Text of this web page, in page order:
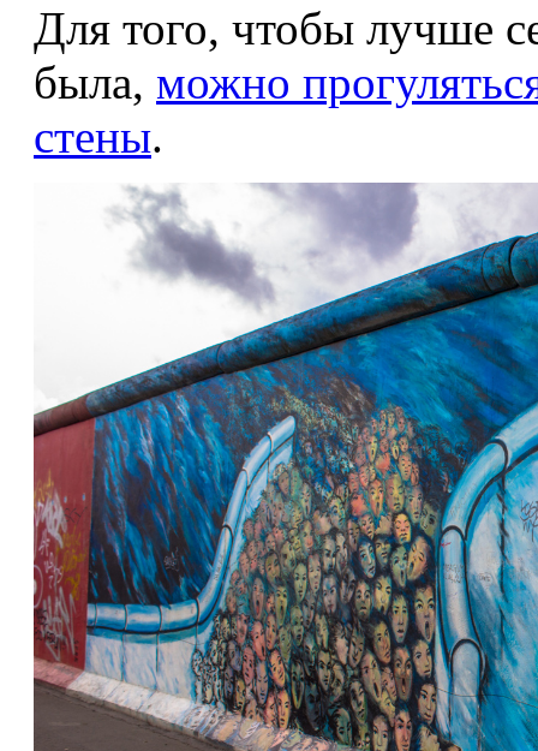
Для того, чтобы лучше
была, можно
стены.